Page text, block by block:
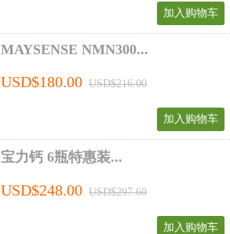
加入购物车
MAYSENSE NMN300...
USD$180.00 USD$216.00
加入购物车
宝力钙 6瓶特惠装...
USD$248.00 USD$297.60
加入购物车